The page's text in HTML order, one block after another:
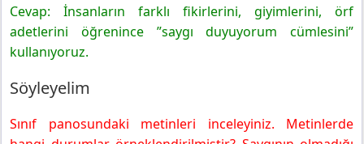
Hecce Yayıncılık
8. Etkinlik
Sonraki Konuya Hazırlık
Cevap: İnsanların farklı fikirlerini, giyimlerini, örf
adetlerini öğrenince ”saygı duyuyorum cümlesini”
kullanıyoruz.
Söyleyelim
Sınıf panosundaki metinleri inceleyiniz. Metinlerde